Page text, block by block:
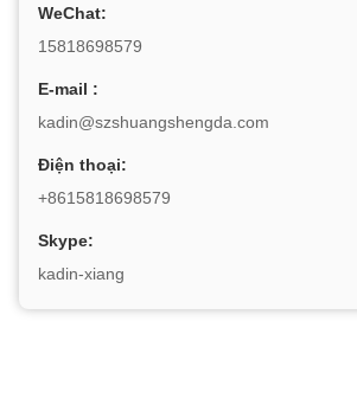
WeChat:
15818698579
E-mail :
kadin@szshuangshengda.com
Điện thoại:
+8615818698579
Skype:
kadin-xiang